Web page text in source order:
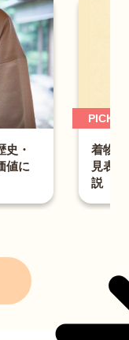
史・
値に
PICKUP
着物
見表
説